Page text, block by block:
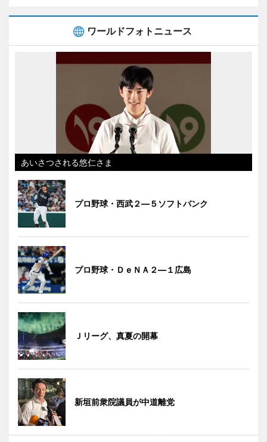
ワールドフォトニュース
あいさつされる悠仁さま
プロ野球・西武２―５ソフトバンク
プロ野球・ＤｅＮＡ２―１広島
Ｊリーグ、真夏の開幕
新垣前衆院議員が中道離党